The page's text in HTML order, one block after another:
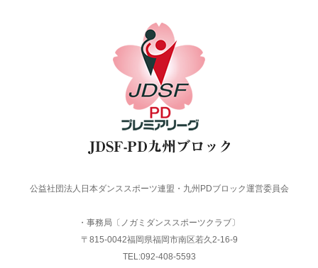
公益社団法人日本ダンススポーツ連盟・九州PDブロック運営委員会
・事務局〔ノガミダンススポーツクラブ〕
〒815-0042福岡県福岡市南区若久2-16-9
TEL:092-408-5593